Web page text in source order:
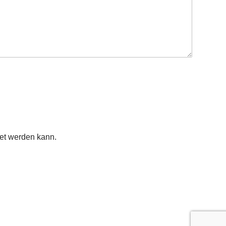
werden kann.